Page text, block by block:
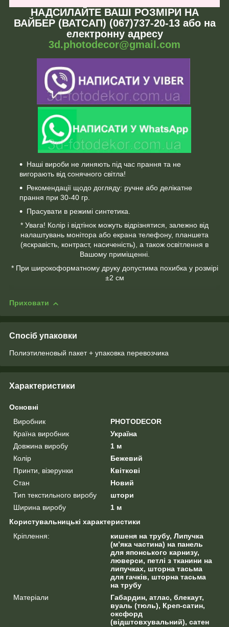
НАДСИЛАЙТЕ ВАШІ РОЗМІРИ НА
ВАЙБЕР (ВАТСАП) (067)737-20-13 або на
електронну адресу
3d.photodecor@gmail.com
Наші вироби не линяють під час прання та не
вигорають від сонячного світла!
Рекомендації щодо догляду: ручне або делікатне
прання при 30-40 гр.
Прасувати в режимі синтетика.
* Увага! Колір і відтінок можуть відрізнятися, залежно від
налаштувань монітора або екрана телефону, планшета
(яскравість, контраст, насиченість), а також освітлення в
Вашому приміщенні.
* При широкоформатному друку допустима похибка у розмірі
±2 см
Приховати
Спосіб упаковки
Полиэтиленовый пакет + упаковка перевозчика
Характеристики
Основні
Виробник
PHOTODECOR
Країна виробник
Україна
Довжина виробу
1 м
Колір
Бежевий
Принти, візерунки
Квіткові
Стан
Новий
Тип текстильного виробу
штори
Ширина виробу
1 м
Користувальницькі характеристики
Кріплення:
кишеня на трубу, Липучка
(м’яка частина) на панель
для японського карнизу,
люверси, петлі з тканини на
липучках, шторна тасьма
для гачків, шторна тасьма
на трубу
Матеріали
Габардин, атлас, блекаут,
вуаль (тюль), Креп-сатин,
оксфорд
(відштовхувальний), сатен